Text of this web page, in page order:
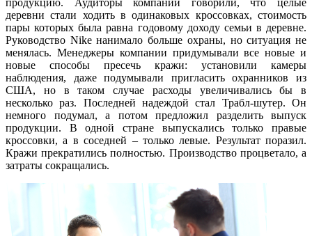
продукцию. Аудиторы компании говорили, что целые
деревни стали ходить в одинаковых кроссовках, стоимость
пары которых была равна годовому доходу семьи в деревне.
Руководство Nike нанимало больше охраны, но ситуация не
менялась. Менеджеры компании придумывали все новые и
новые способы пресечь кражи: установили камеры
наблюдения, даже подумывали пригласить охранников из
США, но в таком случае расходы увеличивались бы в
несколько раз. Последней надеждой стал Трабл-шутер. Он
немного подумал, а потом предложил разделить выпуск
продукции. В одной стране выпускались только правые
кроссовки, а в соседней – только левые. Результат поразил.
Кражи прекратились полностью. Производство процветало, а
затраты сокращались.